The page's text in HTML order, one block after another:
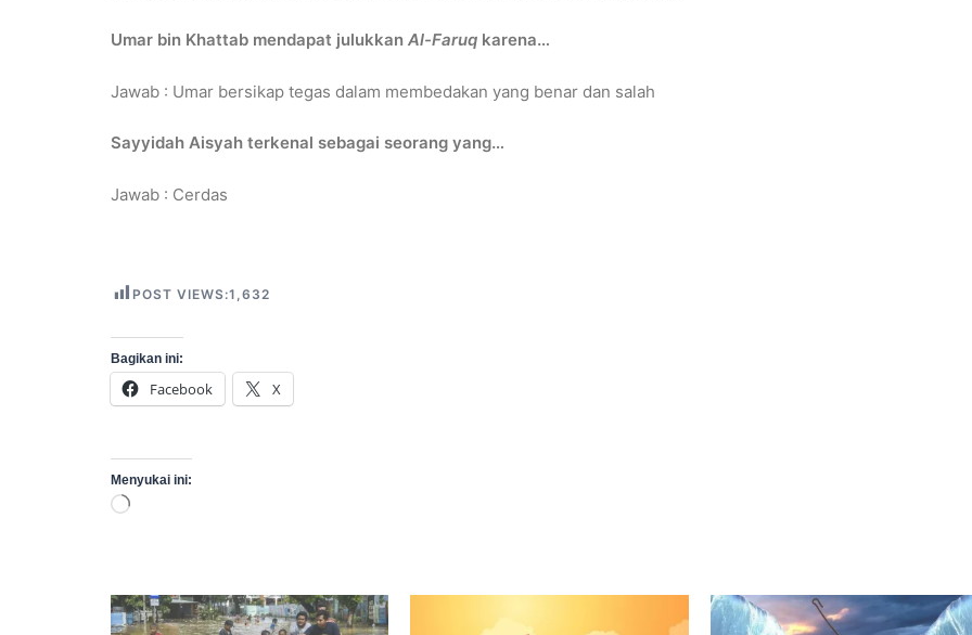
Umar bin Khattab mendapat julukkan Al-Faruq karena…
Jawab : Umar bersikap tegas dalam membedakan yang benar dan salah
Sayyidah Aisyah terkenal sebagai seorang yang…
Jawab : Cerdas
POST VIEWS:1,632
Bagikan ini:
Facebook X
Menyukai ini:
Memuat...